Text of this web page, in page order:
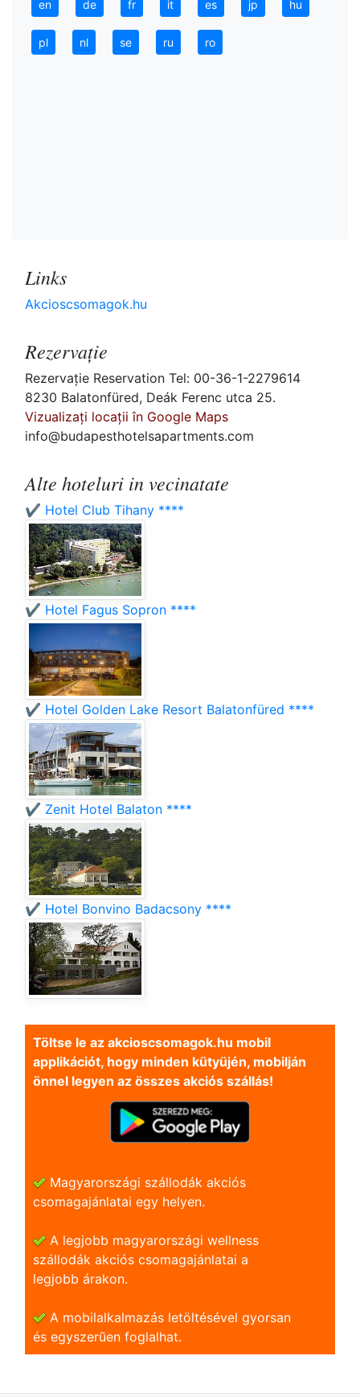
en de fr it es jp hu
pl nl se ru ro
Links
Akcioscsomagok.hu
Rezervaţie
Rezervaţie Reservation Tel: 00-36-1-2279614
8230 Balatonfüred, Deák Ferenc utca 25.
Vizualizați locații în Google Maps
info@budapesthotelsapartments.com
Alte hoteluri in vecinatate
✔️ Hotel Club Tihany ****
✔️ Hotel Fagus Sopron ****
✔️ Hotel Golden Lake Resort Balatonfüred ****
✔️ Zenit Hotel Balaton ****
✔️ Hotel Bonvino Badacsony ****
Töltse le az akcioscsomagok.hu mobil
applikációt, hogy minden kütyüjén, mobilján
önnel legyen az összes akciós szállás!
Magyarországi szállodák akciós
csomagajánlatai egy helyen.
A legjobb magyarországi wellness
szállodák akciós csomagajánlatai a
legjobb árakon.
A mobilalkalmazás letöltésével gyorsan
és egyszerũen foglalhat.